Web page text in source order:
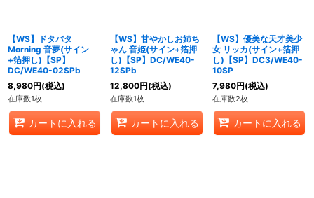
【WS】ドタバタ
Morning 音夢(サイン
+箔押し)【SP】
DC/WE40-02SPb
8,980円(税込)
在庫数1枚
カートに入れる
【WS】甘やかしお姉ち
ゃん 音姫(サイン+箔押
し)【SP】DC/WE40-
12SPb
12,800円(税込)
在庫数1枚
カートに入れる
【WS】優美な天才美少
女 リッカ(サイン+箔押
し)【SP】DC3/WE40-
10SP
7,980円(税込)
在庫数2枚
カートに入れる